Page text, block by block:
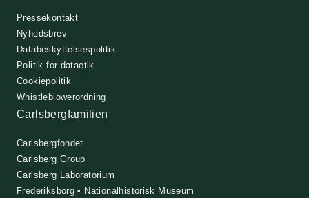
Pressekontakt
Nyhedsbrev
Databeskyttelsespolitik
Politik for dataetik
Cookiepolitik
Whistleblowerordning
Carlsbergfamilien
Carlsbergfondet
Carlsberg Group
Carlsberg Laboratorium
Frederiksborg • Nationalhistorisk Museum